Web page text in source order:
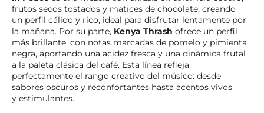
frutos secos tostados y matices de chocolate, creando
un perfil cálido y rico, ideal para disfrutar lentamente por
la mañana. Por su parte, Kenya Thrash ofrece un perfil
más brillante, con notas marcadas de pomelo y pimienta
negra, aportando una acidez fresca y una dinámica frutal
a la paleta clásica del café. Esta línea refleja
perfectamente el rango creativo del músico: desde
sabores oscuros y reconfortantes hasta acentos vivos
y estimulantes.